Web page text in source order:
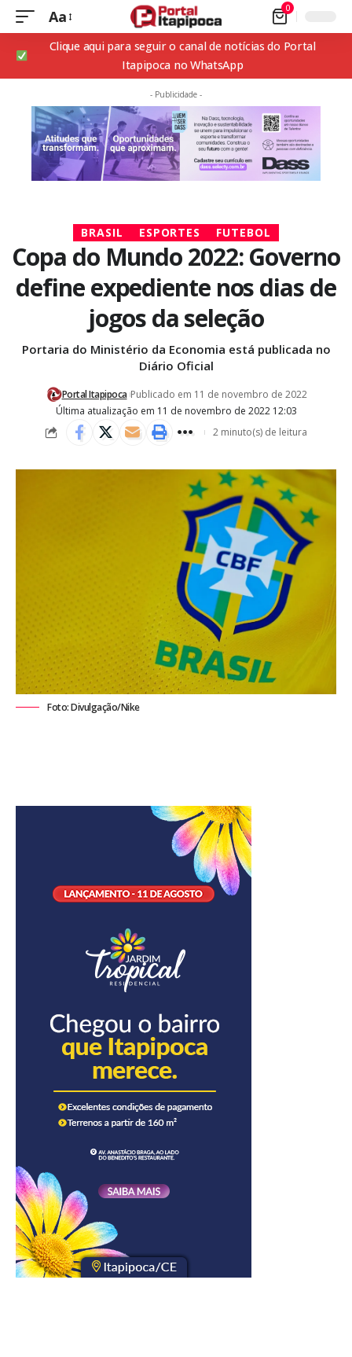
Aa 0
Clique aqui para seguir o canal de notícias do Portal
Itapipoca no WhatsApp
- Publicidade -
BRASIL ESPORTES FUTEBOL
Copa do Mundo 2022: Governo
define expediente nos dias de
jogos da seleção
Portaria do Ministério da Economia está publicada no
Diário Oficial
Última atualização em 11 de novembro de 2022 12:03
Portal Itapipoca Publicado em 11 de novembro de 2022
2 minuto(s) de leitura
Foto: Divulgação/Nike